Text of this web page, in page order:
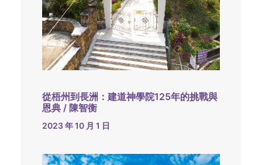
從梧州到長洲：建道神學院125年的挑戰與
恩典 / 陳智衡
2023 年 10 月 1 日